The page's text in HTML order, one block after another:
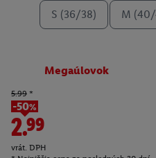
S (36/38) M
Megaúlovok
5.99 *
-50%
2.99
vrát. DPH